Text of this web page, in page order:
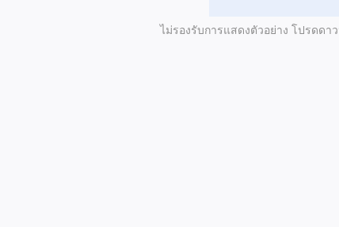
ไม่รองรับการแสดงตัวอย่าง โปรดดา